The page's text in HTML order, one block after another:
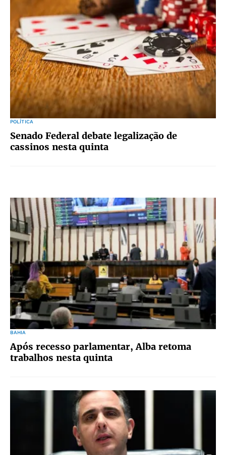
POLÍTICA
Senado Federal debate legalização de
cassinos nesta quinta
BAHIA
Após recesso parlamentar, Alba retoma
trabalhos nesta quinta